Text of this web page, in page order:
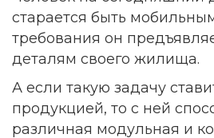
старается быть
требования он
деталям своего жилища.
А если такую задачу
продукцией, то с ней
различная модульная и